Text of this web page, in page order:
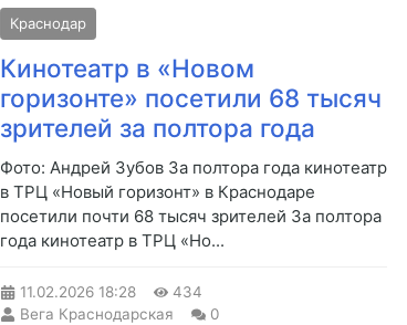
Краснодар
Кинотеатр в «Новом
горизонте» посетили 68 тысяч
зрителей за полтора года
Фото: Андрей Зубов За полтора года кинотеатр
в ТРЦ «Новый горизонт» в Краснодаре
посетили почти 68 тысяч зрителей За полтора
года кинотеатр в ТРЦ «Но...
11.02.2026 18:28
434
Вега Краснодарская
0